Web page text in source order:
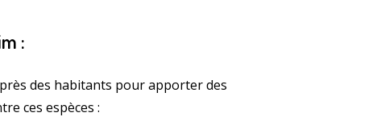
:
des habitants pour apporter des
ces espèces :